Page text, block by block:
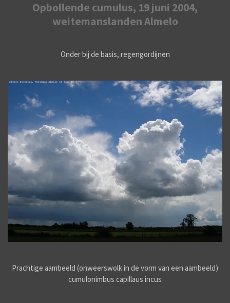
Opbollende cumulus, 19 juni 2004,
weitemanslanden Almelo
Onder bij de basis, regengordijnen
Prachtige aambeeld (onweerswolk in de vorm van een aambeeld)
cumulonimbus capillaus incus